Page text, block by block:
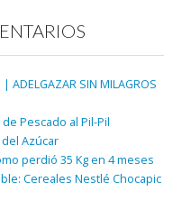
SIN MILAGROS
Pescado al Pil-Pil
Azúcar
perdió 35 Kg en 4 meses
Cereales Nestlé Chocapic